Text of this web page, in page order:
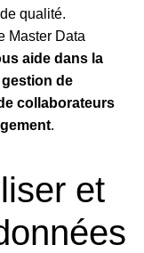
qualité.
Master Data
aide dans la
de
collaborateurs
.
et